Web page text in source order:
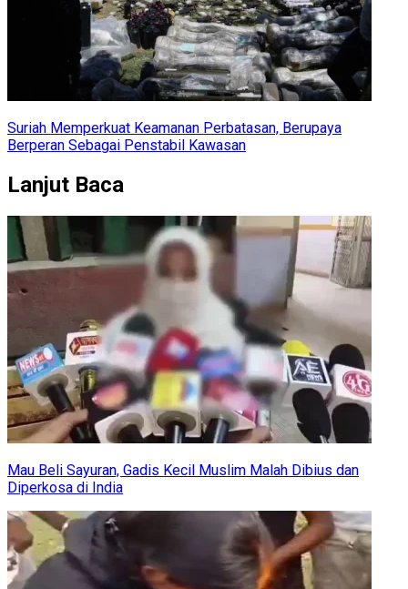
Suriah Memperkuat Keamanan Perbatasan, Berupaya
Berperan Sebagai Penstabil Kawasan
Lanjut Baca
Mau Beli Sayuran, Gadis Kecil Muslim Malah Dibius dan
Diperkosa di India